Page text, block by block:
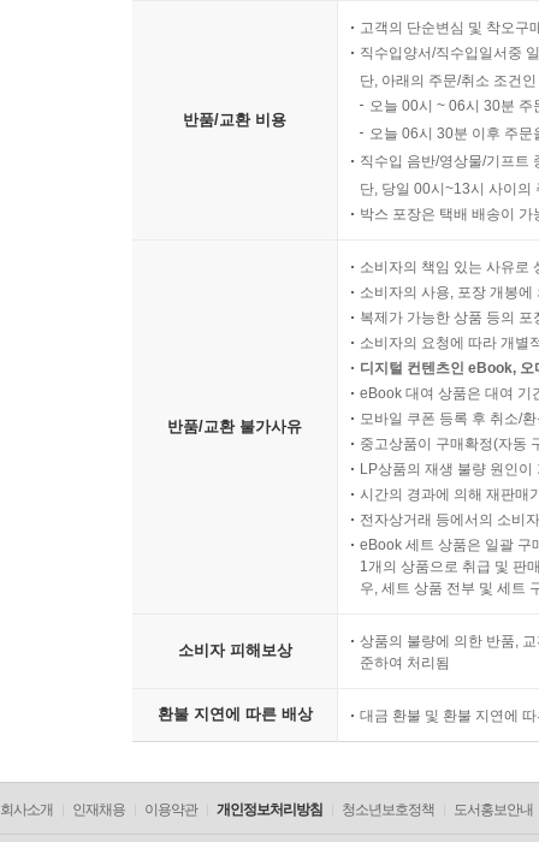
반품/교환 비용
고객의 단순변심 및 착오구
직수입양서/직수입일서중
단, 아래의 주문/취소 조건
오늘 00시 ~ 06시 30분
오늘 06시 30분 이후 주
직수입 음반/영상물/기프트
단, 당일 00시~13시 사이의
박스 포장은 택배 배송이
반품/교환 불가사유
소비자의 책임 있는 사유로
소비자의 사용, 포장 개봉
복제가 가능한 상품 등의
소비자의 요청에 따라 개별
디지털 컨텐츠인 eBook,
eBook 대여 상품은 대여 기
모바일 쿠폰 등록 후 취소/
중고상품이 구매확정(자동
LP상품의 재생 불량 원인
시간의 경과에 의해 재판매
전자상거래 등에서의 소비
eBook 세트 상품은 일괄 구
1개의 상품으로 취급 및 판
우, 세트 상품 전부 및 세트
소비자 피해보상
상품의 불량에 의한 반품,
준하여 처리됨
환불 지연에 따른 배상 대금 환불 및 환불 지연에
회사소개 인재채용 이용약관 개인정보처리방침 청소년보호정책 도서홍보안내